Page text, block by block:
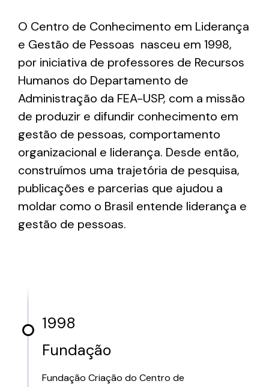
O Centro de Conhecimento em Liderança
e Gestão de Pessoas nasceu em 1998,
por iniciativa de professores de Recursos
Humanos do Departamento de
Administração da FEA-USP, com a missão
de produzir e difundir conhecimento em
gestão de pessoas, comportamento
organizacional e liderança. Desde então,
construímos uma trajetória de pesquisa,
publicações e parcerias que ajudou a
moldar como o Brasil entende liderança e
gestão de pessoas.
1998
Fundação
Fundação Criação do Centro de